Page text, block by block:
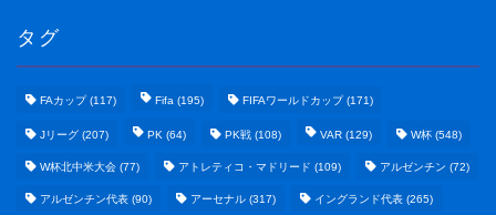
タグ
FAカップ(117) Fifa (195) FIFAワールドカップ(171)
Jリーグ (207) PK (64) PK戦 (108) VAR (129) W杯 (548)
W杯北中米大会 (77) アトレティコ・マドリード (109) アルゼンチン (72)
アルゼンチン代表 (90) アーセナル (317) イングランド代表 (265)